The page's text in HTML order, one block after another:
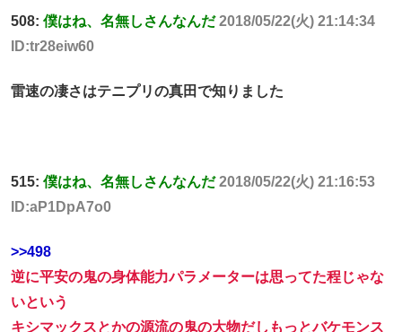
508: 僕はね、名無しさんなんだ 2018/05/22(火) 21:14:34
ID:tr28eiw60
雷速の凄さはテニプリの真田で知りました
515: 僕はね、名無しさんなんだ 2018/05/22(火) 21:16:53
ID:aP1DpA7o0
>>498
逆に平安の鬼の身体能力パラメーターは思ってた程じゃな
いという
キシマックスとかの源流の鬼の大物だしもっとバケモンス